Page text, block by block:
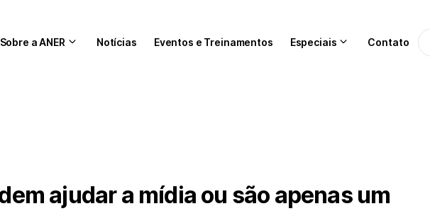
Sobre a ANER Notícias Eventos e Treinamentos Especiais Contato
ajudar a mídia ou são apenas um